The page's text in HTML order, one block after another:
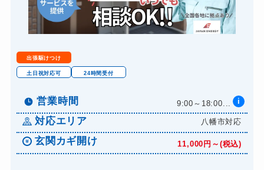
出張駆けつけ
土日祝対応可 24時間受付
営業時間 9:00～18:00... i
対応エリア 八幡市対応
玄関カギ開け 11,000円～(税込)